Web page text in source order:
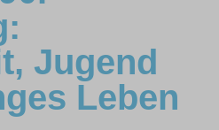
Jugend
Leben